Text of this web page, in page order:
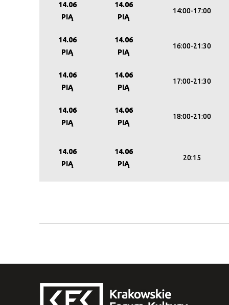
14.06
PIĄ
14.06
PIĄ
14:00-17:00
14.06
PIĄ
14.06
PIĄ
16:00-21:30
14.06
PIĄ
14.06
PIĄ
17:00-21:30
14.06
PIĄ
14.06
PIĄ
18:00-21:00
14.06
PIĄ
14.06
PIĄ
20:15